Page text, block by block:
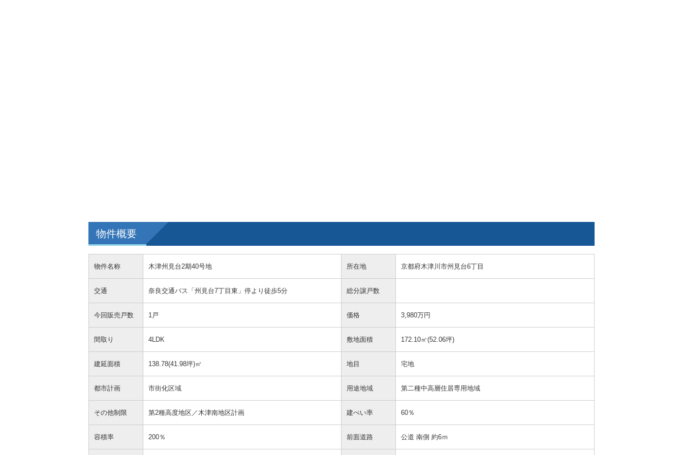
物件概要
物件名称 木津州見台2期40号地 所在地 京都府木津川市州見台6丁目
交通 奈良交通バス「州見台7丁目東」停より徒歩5分 総分譲戸数
今回販売戸数 1戸 価格 3,980万円
間取り 4LDK 敷地面積 172.10㎡(52.06坪)
建延面積 138.78(41.98坪)㎡ 地目 宅地
都市計画 市街化区域 用途地域 第二種中高層住居専用地域
その他制限 第2種高度地区／木津南地区計画 建ぺい率 60％
容積率 200％ 前面道路 公道 南側 約6ｍ